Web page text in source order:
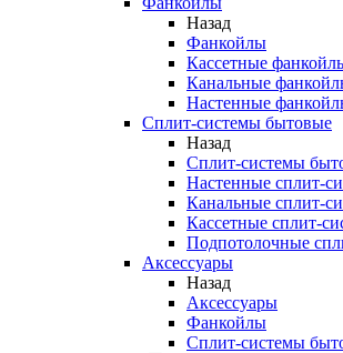
Назад
Фанкойлы
Кассетные
Канальные
Настенные
Сплит-системы бытовые
Назад
Сплит-системы
Настенные сплит-
Канальные сплит-
Кассетные сплит-
Подпотолочные
Аксессуары
Назад
Аксессуары
Фанкойлы
Сплит-системы